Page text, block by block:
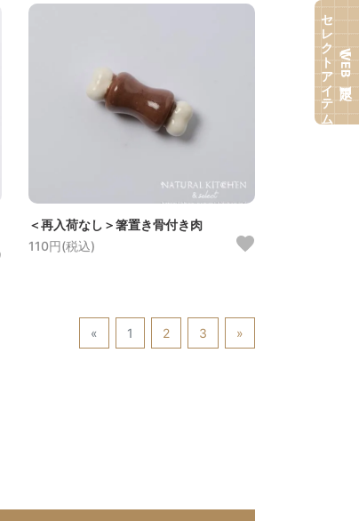
＜再入荷なし＞箸置き骨付き肉
110円(税込)
« 1 2 3 »
【WEB限定】
セレクトアイテム